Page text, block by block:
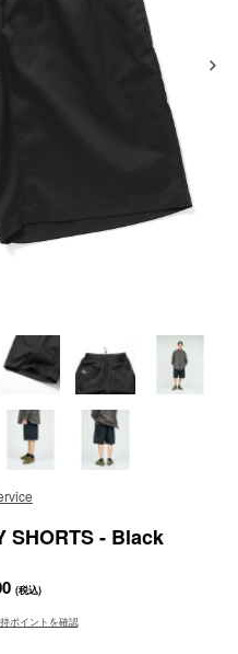
SHORTS - Black
(税込)
ポイントを確認